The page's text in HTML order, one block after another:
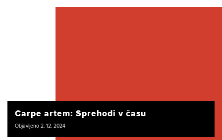
Carpe artem: Sprehodi v času
Objavljeno 2. 12. 2024